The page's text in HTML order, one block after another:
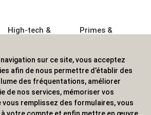
High-tech &
Sport &
Outdoor
Enfant
Primes &
Boisson
Textile &
Casquette
Accessoires de
sur ce site, vous acceptez
afin de nous permettre d’établir des
des fréquentations, améliorer
de nos services, mémoriser vos
remplissez des formulaires, vous